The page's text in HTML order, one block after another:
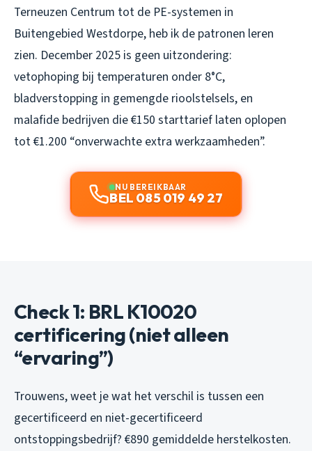
Terneuzen Centrum tot de PE-systemen in
Buitengebied Westdorpe, heb ik de patronen leren
zien. December 2025 is geen uitzondering:
vetophoping bij temperaturen onder 8°C,
bladverstopping in gemengde rioolstelsels, en
malafide bedrijven die €150 starttarief laten oplopen
tot €1.200 “onverwachte extra werkzaamheden”.
NU BEREIKBAAR
BEL 085 019 49 27
Check 1: BRL K10020
certificering (niet alleen
“ervaring”)
Trouwens, weet je wat het verschil is tussen een
gecertificeerd en niet-gecertificeerd
ontstoppingsbedrijf? €890 gemiddelde herstelkosten.